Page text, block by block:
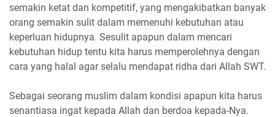
semakin ketat dan kompetitif, yang mengakibatkan banyak
orang semakin sulit dalam memenuhi kebutuhan atau
keperluan hidupnya. Sesulit apapun dalam mencari
kebutuhan hidup tentu kita harus memperolehnya dengan
cara yang halal agar selalu mendapat ridha dari Allah SWT.
Sebagai seorang muslim dalam kondisi apapun kita harus
senantiasa ingat kepada Allah dan berdoa kepada-Nya.